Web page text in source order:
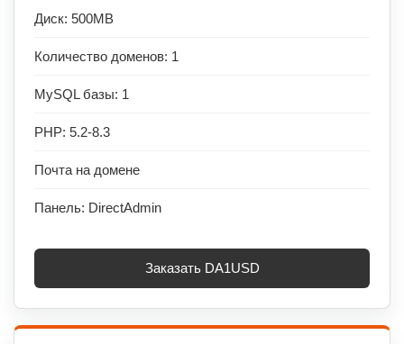
Диск: 500MB
Количество доменов: 1
MySQL базы: 1
PHP: 5.2-8.3
Почта на домене
Панель: DirectAdmin
Заказать DA1USD